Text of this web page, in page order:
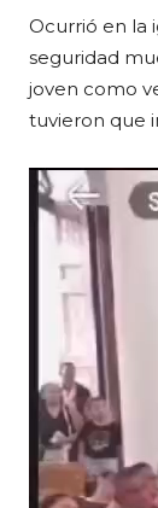
Ocurrió en la
seguridad
joven como
tuvieron que